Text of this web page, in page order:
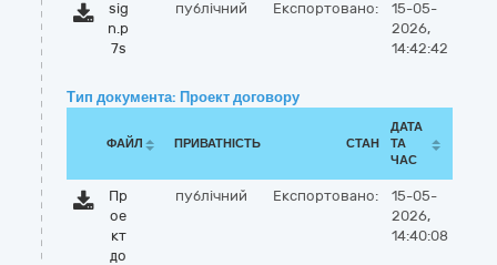
sig
n.p
7s
публічний Експортовано:
15-05-
2026,
14:42:42
Тип документа: Проект договору
ФАЙЛ ПРИВАТНІСТЬ СТАН
ДАТА
ТА
ЧАС
Пр
ое
кт
до
публічний Експортовано:
15-05-
2026,
14:40:08